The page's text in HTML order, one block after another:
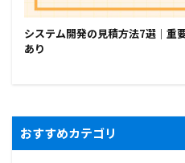
システム開発の見積方法7選｜重
あり
おすすめカテゴリ